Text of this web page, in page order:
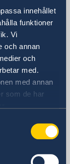
innehållet
funktioner
Vi
och annan
och
med.
med annan
som de har
Bonifacio